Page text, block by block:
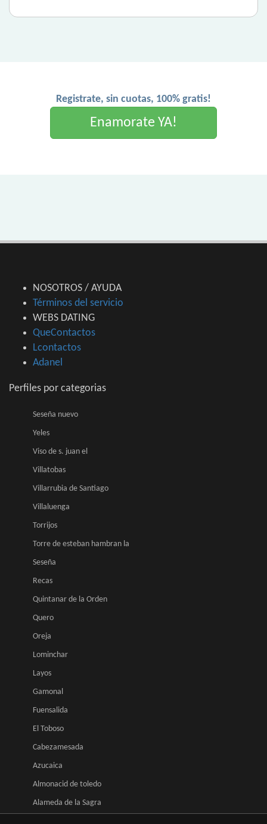
Registrate, sin cuotas, 100% gratis!
Enamorate YA!
NOSOTROS / AYUDA
Términos del servicio
WEBS DATING
QueContactos
Lcontactos
Adanel
Perfiles por categorias
Seseña nuevo
Yeles
Viso de s. juan el
Villatobas
Villarrubia de Santiago
Villaluenga
Torrijos
Torre de esteban hambran la
Seseña
Recas
Quintanar de la Orden
Quero
Oreja
Lominchar
Layos
Gamonal
Fuensalida
El Toboso
Cabezamesada
Azucaica
Almonacid de toledo
Alameda de la Sagra